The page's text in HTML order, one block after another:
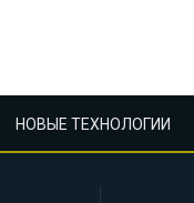
НОВЫЕ ТЕХНОЛОГИИ